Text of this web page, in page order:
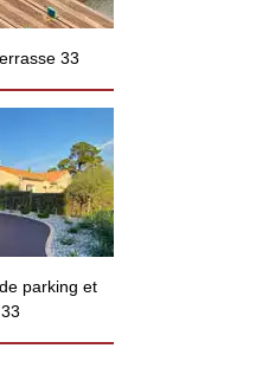
33
parking et